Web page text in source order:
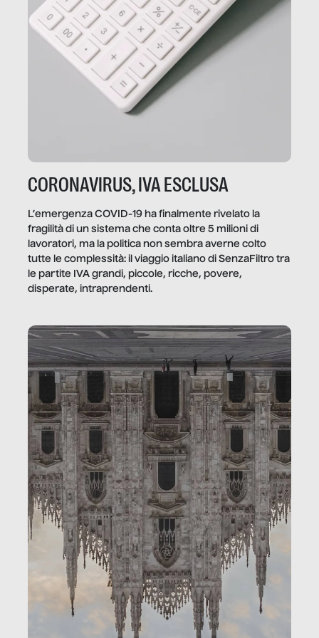
CORONAVIRUS, IVA ESCLUSA
L’emergenza COVID-19 ha finalmente rivelato la
fragilità di un sistema che conta oltre 5 milioni di
lavoratori, ma la politica non sembra averne colto
tutte le complessità: il viaggio italiano di SenzaFiltro tra
le partite IVA grandi, piccole, ricche, povere,
disperate, intraprendenti.